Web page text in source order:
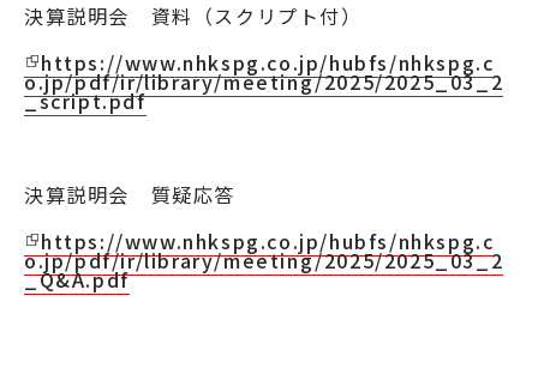
決算説明会 資料（スクリプト付）
https://www.nhkspg.co.jp/hubfs/nhkspg.c
o.jp/pdf/ir/library/meeting/2025/2025_03_2
_script.pdf
決算説明会 質疑応答
https://www.nhkspg.co.jp/hubfs/nhkspg.c
o.jp/pdf/ir/library/meeting/2025/2025_03_2
_Q&A.pdf